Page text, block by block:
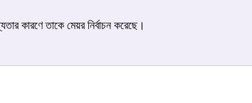
কারণে তাকে মেয়র নির্বাচন করেছে।